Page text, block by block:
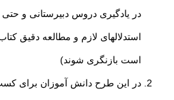
در یادگیری دروس دبیرستانی و حتی
استدلالهای لازم و مطالعه دقیق
است بازنگری شوند)